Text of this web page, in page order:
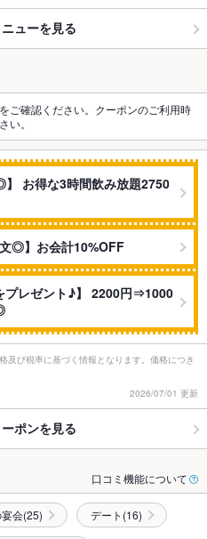
ューを見る
ご確認ください。クーポンのご利用時
い。
】 お得な3時間飲み放題2750
◎】お会計10%OFF
プレゼント♪】 2200円⇒1000
び税率に基づく情報となります。価格につき
2026/07/01 更新
ポンを見る
口コミ機能について
会(25) デート(16)